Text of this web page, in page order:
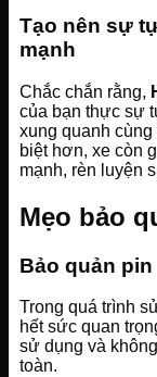
Tạo nên sự
mạnh
Chắc chắn rằng,
của bạn thực sự
xung quanh
biệt hơn, xe còn
mạnh, rèn luyện
Mẹo bảo
Bảo quản pin
Trong quá trình
hết sức quan
sử dụng và
toàn.